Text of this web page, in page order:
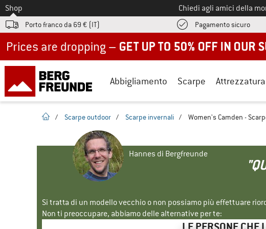
Allo
Shop Chiedi agli amici della
Porto franco da 69 € (IT) Pagamento sicuroQui
Abbigliamento Scarpe Attrezzatura
pagina iniziale
/ Scarpe outdoor / Scarpe invernali / Women's Camden -
Hannes di Bergfreunde
Si tratta di un modello vecchio o non possiamo più effettuare
Non ti preoccupare, abbiamo delle alternative per te: